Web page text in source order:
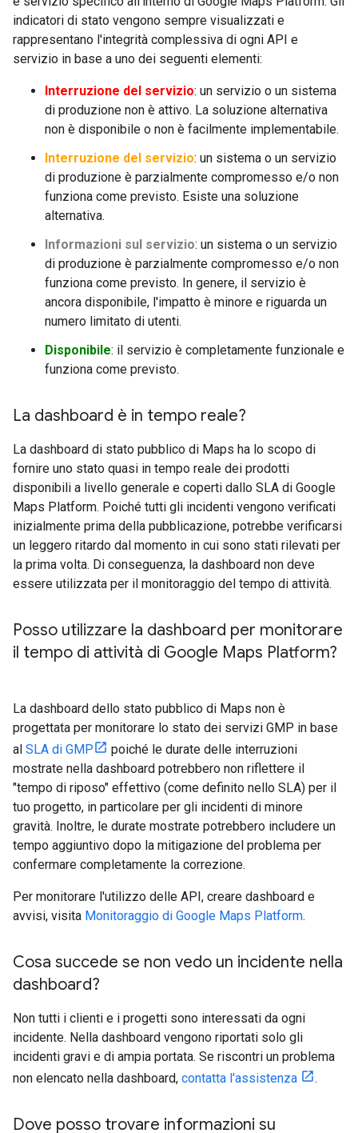
indicatori di stato vengono sempre visualizzati e
rappresentano l'integrità complessiva di ogni API e
servizio in base a uno dei seguenti elementi:
Interruzione del servizio: un servizio o un sistema
di produzione non è attivo. La soluzione alternativa
non è disponibile o non è facilmente implementabile.
Interruzione del servizio: un sistema o un servizio
di produzione è parzialmente compromesso e/o non
funziona come previsto. Esiste una soluzione
alternativa.
Informazioni sul servizio: un sistema o un servizio
di produzione è parzialmente compromesso e/o non
funziona come previsto. In genere, il servizio è
ancora disponibile, l'impatto è minore e riguarda un
numero limitato di utenti.
Disponibile: il servizio è completamente funzionale e
funziona come previsto.
La dashboard è in tempo reale?
La dashboard di stato pubblico di Maps ha lo scopo di
fornire uno stato quasi in tempo reale dei prodotti
disponibili a livello generale e coperti dallo SLA di Google
Maps Platform. Poiché tutti gli incidenti vengono verificati
inizialmente prima della pubblicazione, potrebbe verificarsi
un leggero ritardo dal momento in cui sono stati rilevati per
la prima volta. Di conseguenza, la dashboard non deve
essere utilizzata per il monitoraggio del tempo di attività.
Posso utilizzare la dashboard per monitorare
il tempo di attività di Google Maps Platform?
La dashboard dello stato pubblico di Maps non è
progettata per monitorare lo stato dei servizi GMP in base
al SLA di GMP
poiché le durate delle interruzioni
mostrate nella dashboard potrebbero non riflettere il
"tempo di riposo" effettivo (come definito nello SLA) per il
tuo progetto, in particolare per gli incidenti di minore
gravità. Inoltre, le durate mostrate potrebbero includere un
tempo aggiuntivo dopo la mitigazione del problema per
confermare completamente la correzione.
Per monitorare l'utilizzo delle API, creare dashboard e
avvisi, visita Monitoraggio di Google Maps Platform.
Cosa succede se non vedo un incidente nella
dashboard?
Non tutti i clienti e i progetti sono interessati da ogni
incidente. Nella dashboard vengono riportati solo gli
incidenti gravi e di ampia portata. Se riscontri un problema
non elencato nella dashboard, contatta l'assistenza .
Dove posso trovare informazioni su